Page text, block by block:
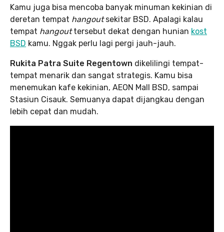
Kamu juga bisa mencoba banyak minuman kekinian di
deretan tempat hangoutsekitar BSD. Apalagi kalau
tempat hangouttersebut dekat dengan hunian kost
BSD kamu. Nggak perlu lagi pergi jauh-jauh.
Rukita Patra Suite Regentown dikelilingi tempat-
tempat menarik dan sangat strategis. Kamu bisa
menemukan kafe kekinian, AEON Mall BSD, sampai
Stasiun Cisauk. Semuanya dapat dijangkau dengan
lebih cepat dan mudah.